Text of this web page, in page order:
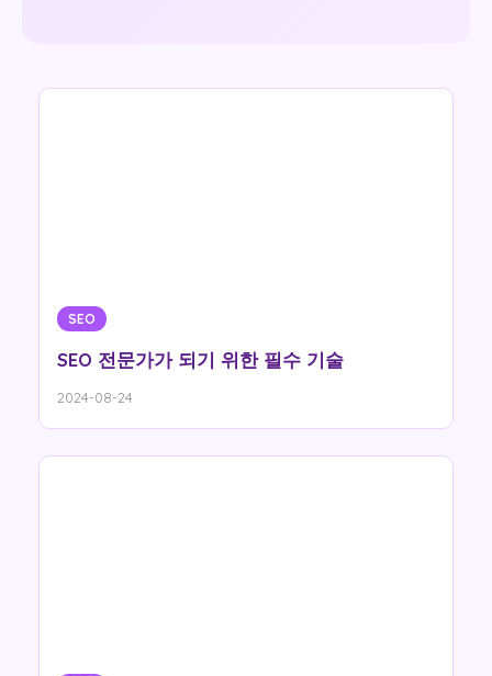
SEO
SEO 전문가가 되기 위한 필수 기술
2024-08-24